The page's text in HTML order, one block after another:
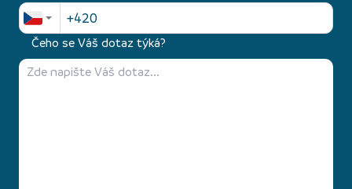
Čeho se Váš dotaz týká?